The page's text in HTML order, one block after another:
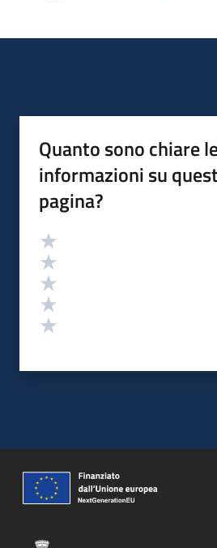
Quanto sono chiare
informazioni su
pagina?
Valutazione